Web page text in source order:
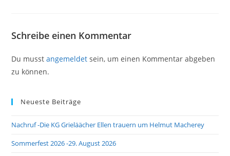
Schreibe einen Kommentar
Du musstangemeldet sein, um einen Kommentar abgeben
zu können.
Neueste Beiträge
Nachruf -Die KG Grieläächer Ellen trauern um Helmut Macherey
Sommerfest 2026 -29. August 2026